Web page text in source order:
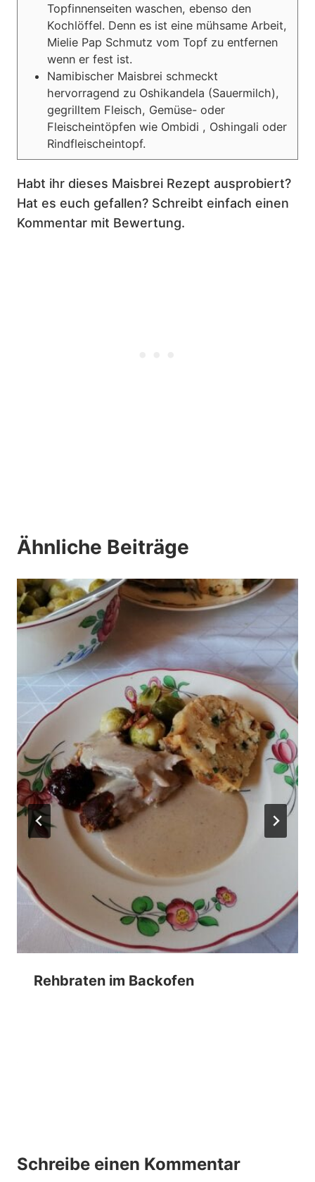
Topfinnenseiten waschen, ebenso den
Kochlöffel. Denn es ist eine mühsame Arbeit,
Mielie Pap Schmutz vom Topf zu entfernen
wenn er fest ist.
Namibischer Maisbrei schmeckt
hervorragend zu Oshikandela (Sauermilch),
gegrilltem Fleisch, Gemüse- oder
Fleischeintöpfen wie Ombidi , Oshingali oder
Rindfleischeintopf.
Habt ihr dieses Maisbrei Rezept ausprobiert?
Hat es euch gefallen? Schreibt einfach einen
Kommentar mit Bewertung.
Ähnliche Beiträge
Rehbraten im Backofen
Schreibe einen Kommentar